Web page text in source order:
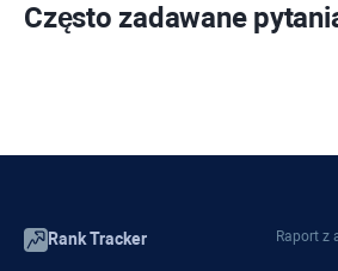
Często zadawane
Rank Tracker Raport z